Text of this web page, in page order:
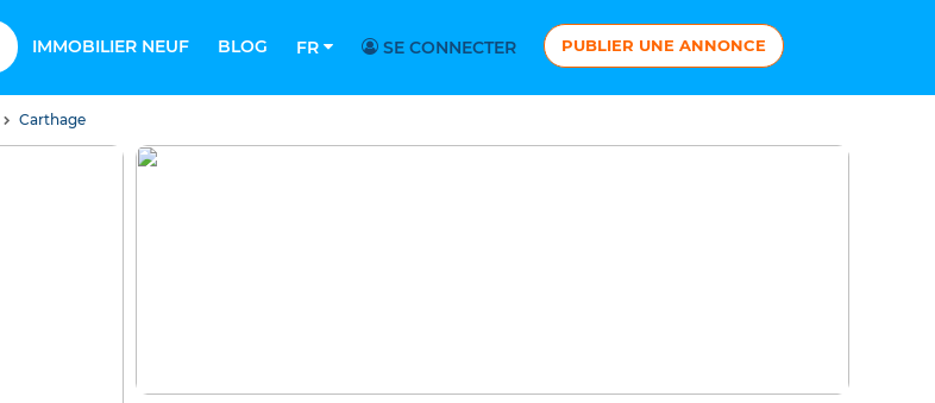
IMMOBILIER NEUF BLOG FR SE CONNECTER PUBLIER UNE ANNONCE
Carthage